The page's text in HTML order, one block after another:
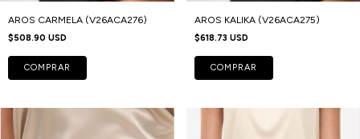
AROS CARMELA (V26ACA276)
$508.90 USD
COMPRAR
AROS KALIKA (V26ACA275)
$618.73 USD
COMPRAR